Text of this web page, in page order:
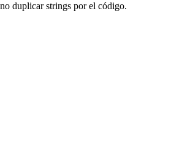
duplicar strings por el código.